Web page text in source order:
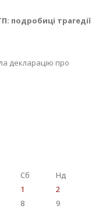
подробиці трагедії
декларацію про
Сб
Нд
1
2
8
9